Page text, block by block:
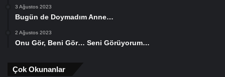
3 Ağustos 2023
Bugün de Doymadım Anne…
2 Ağustos 2023
Onu Gör, Beni Gör… Seni Görüyorum…
Çok Okunanlar